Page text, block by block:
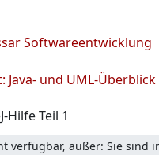
Softwareentwicklung
Java- und UML-Überblick
Hilfe Teil 1
verfügbar, außer: Sie sind